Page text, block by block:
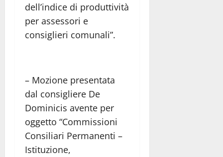
dell’indice di produttività
per assessori e
consiglieri comunali”.
– Mozione presentata
dal consigliere De
Dominicis avente per
oggetto “Commissioni
Consiliari Permanenti –
Istituzione,